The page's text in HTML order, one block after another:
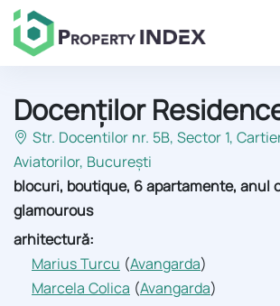
Docenților
Str. Docentilor nr. 5B, Sector 1,
Aviatorilor, București
blocuri, boutique, 6 apartamente, anul
glamourous
arhitectură:
Marius Turcu (Avangarda)
Marcela Colica (Avangarda)